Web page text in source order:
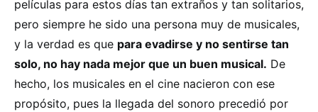
películas para estos días tan extraños y tan solitarios,
pero siempre he sido una persona muy de musicales,
y la verdad es que para evadirse y no sentirse tan
solo, no hay nada mejor que un buen musical. De
hecho, los musicales en el cine nacieron con ese
propósito, pues la llegada del sonoro precedió por